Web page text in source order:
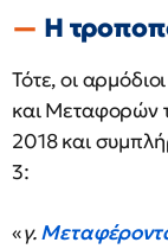
Η
Τότε, οι
και Μεταφορών
2018 και
3:
«γ.